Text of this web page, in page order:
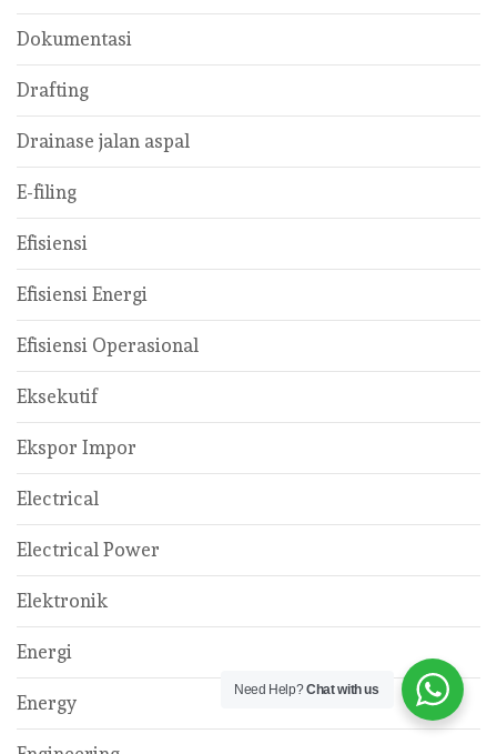
Dokumentasi
Drafting
Drainase jalan aspal
E-filing
Efisiensi
Efisiensi Energi
Efisiensi Operasional
Eksekutif
Ekspor Impor
Electrical
Electrical Power
Elektronik
Energi
Energy
Need Help?Chat with us